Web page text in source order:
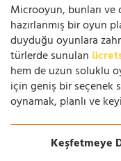
Microoyun, bunları ve
hazırlanmış bir oyun
duyduğu oyunlara
türlerde sunulan
hem de uzun soluklu
için geniş bir seçenek
oynamak, planlı ve
Keşfetmeye